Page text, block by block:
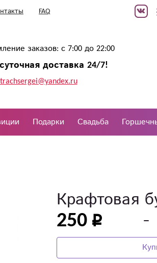
FAQ
заказов: с 7:00 до 22:00
доставка 24/7!
trachsergei@yandex.ru
Подарки Свадьба
Крафтовая
250